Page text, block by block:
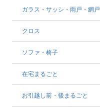
ガラス・サッシ・雨戸・網戸
クロス
ソファ・椅子
在宅まるごと
お引越し前・後まるごと